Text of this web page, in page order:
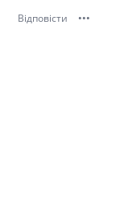
Відповісти •••